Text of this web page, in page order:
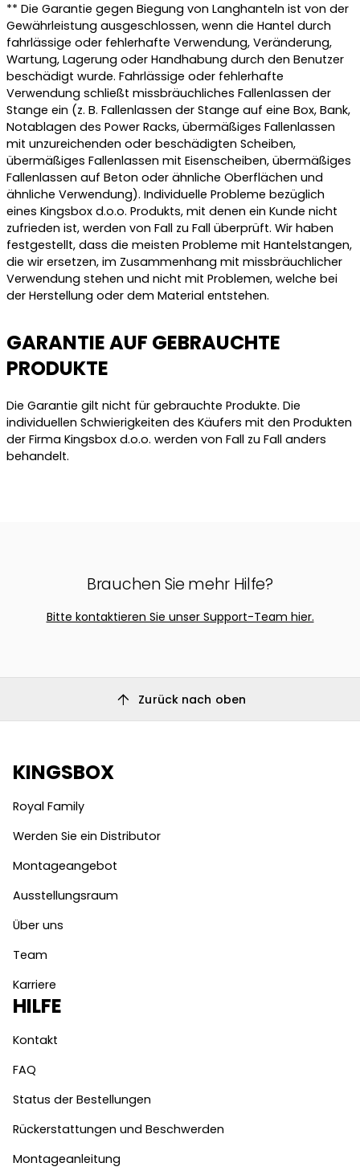
** Die Garantie gegen Biegung von Langhanteln ist von der
Gewährleistung ausgeschlossen, wenn die Hantel durch
fahrlässige oder fehlerhafte Verwendung, Veränderung,
Wartung, Lagerung oder Handhabung durch den Benutzer
beschädigt wurde. Fahrlässige oder fehlerhafte
Verwendung schließt missbräuchliches Fallenlassen der
Stange ein (z. B. Fallenlassen der Stange auf eine Box, Bank,
Notablagen des Power Racks, übermäßiges Fallenlassen
mit unzureichenden oder beschädigten Scheiben,
übermäßiges Fallenlassen mit Eisenscheiben, übermäßiges
Fallenlassen auf Beton oder ähnliche Oberflächen und
ähnliche Verwendung). Individuelle Probleme bezüglich
eines Kingsbox d.o.o. Produkts, mit denen ein Kunde nicht
zufrieden ist, werden von Fall zu Fall überprüft. Wir haben
festgestellt, dass die meisten Probleme mit Hantelstangen,
die wir ersetzen, im Zusammenhang mit missbräuchlicher
Verwendung stehen und nicht mit Problemen, welche bei
der Herstellung oder dem Material entstehen.
GARANTIE AUF GEBRAUCHTE
PRODUKTE
Die Garantie gilt nicht für gebrauchte Produkte. Die
individuellen Schwierigkeiten des Käufers mit den Produkten
der Firma Kingsbox d.o.o. werden von Fall zu Fall anders
behandelt.
Brauchen Sie mehr Hilfe?
Bitte kontaktieren Sie unser Support-Team hier.
arrow_upward Zurück nach oben
KINGSBOX
Royal Family
Werden Sie ein Distributor
Montageangebot
Ausstellungsraum
Über uns
Team
Karriere
HILFE
Kontakt
FAQ
Status der Bestellungen
Rückerstattungen und Beschwerden
Montageanleitung